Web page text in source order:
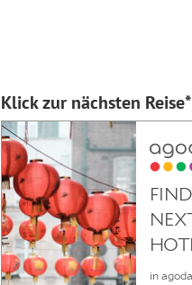
Klick zur nächsten Reise*